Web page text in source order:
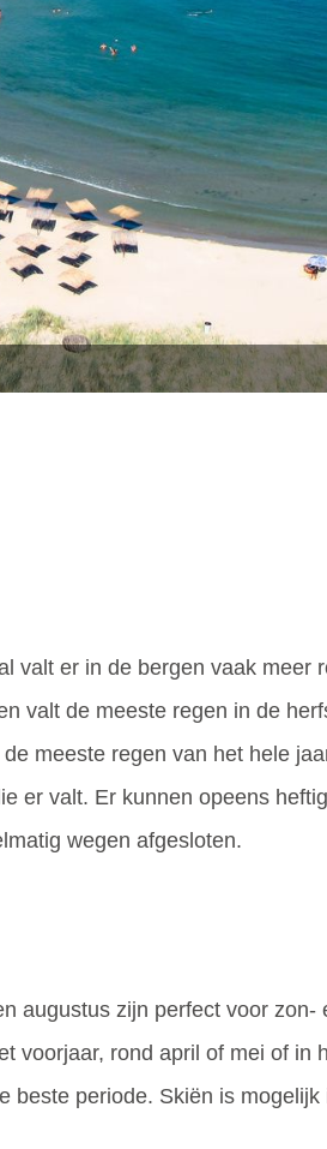
valt er in de bergen vaak meer
valt de meeste regen in de
meeste regen van het hele
er valt. Er kunnen opeens
wegen afgesloten.
augustus zijn perfect voor
voorjaar, rond april of mei of in
beste periode. Skiën is